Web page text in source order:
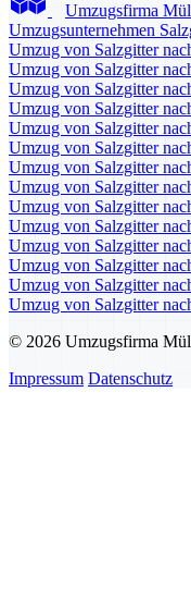
Umzugsfirma
Umzugsunternehmen
Umzug von Salzgitter
Umzug von Salzgitter
Umzug von Salzgitter
Umzug von Salzgitter
Umzug von Salzgitter
Umzug von Salzgitter
Umzug von Salzgitter
Umzug von Salzgitter
Umzug von Salzgitter
Umzug von Salzgitter
Umzug von Salzgitter
Umzug von Salzgitter
Umzug von Salzgitter
Umzug von Salzgitter
© 2026 Umzugsfirma
Impressum Datenschutz